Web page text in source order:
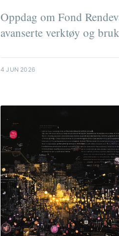
Oppdag om Fond
avanserte verktøy og
4 JUN 2026